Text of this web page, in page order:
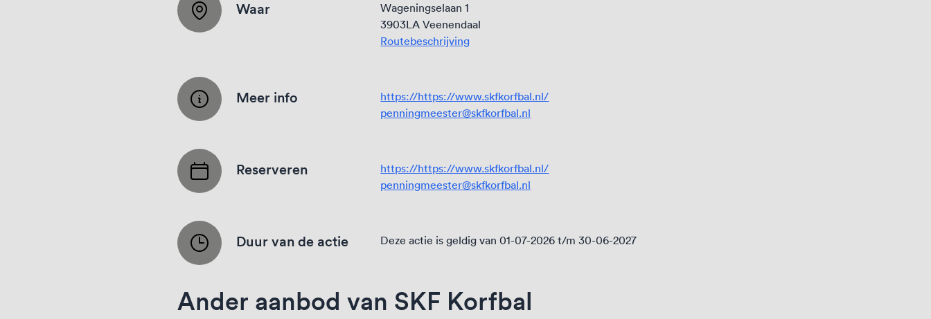
Waar
Wageningselaan 1
3903LA Veenendaal
Routebeschrijving
Meer info
https://https://www.skfkorfbal.nl/
penningmeester@skfkorfbal.nl
Reserveren
https://https://www.skfkorfbal.nl/
penningmeester@skfkorfbal.nl
Duur van de actie Deze actie is geldig van 01-07-2026 t/m 30-06-2027
Ander aanbod van SKF Korfbal